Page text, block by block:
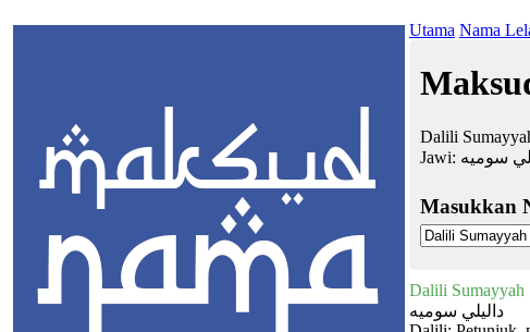
Utama Nama
Dalili
Jawi: سوميه
Masukkan
Dalili Sumayyah
داليلي سوميه